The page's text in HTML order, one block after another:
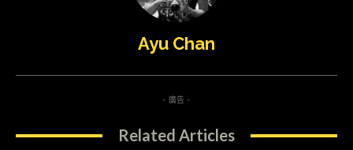
Ayu Chan
- 廣告 -
Related Articles